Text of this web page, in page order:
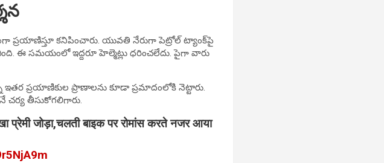
ప్రయాణిస్తూ కనిపించారు. యువతి నేరుగా పెట్రోల్ ట్యాంక్‌పై
ఈ సమయంలో ఇద్దరూ హెల్మెట్లు ధరించలేదు. పైగా వారు
ప్రయాణికుల ప్రాణాలను కూడా ప్రమాదంలోకి నెట్టారు.
చర్య తీసుకోగలిగారు.
प्रेमी जोड़ा,चलती बाइक पर रोमांस करते नजर आया